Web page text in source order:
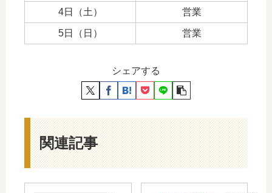
4日（土） 営業
5日（日） 営業
シェアする
関連記事